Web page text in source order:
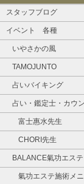
スタッフブログ
イベント 各種
いやさかの風
TAMOJUNTO
占いバイキング
占い・鑑定士・カウ
富士惠水先生
CHORI先生
BALANCE氣功エス
氣功エステ施術メ